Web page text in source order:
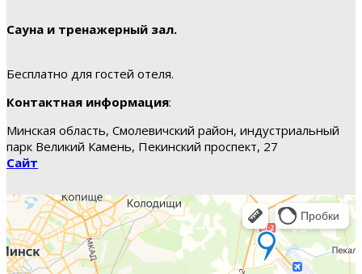
Сауна и тренажерный зал.
Бесплатно для гостей отеля.
Контактная информация:
Минская область, Смолевичский район, индустриальный
парк Великий Камень, Пекинский проспект, 27
Сайт